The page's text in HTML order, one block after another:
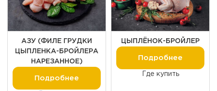
АЗУ (ФИЛЕ ГРУДКИ
ЦЫПЛЕНКА-БРОЙЛЕРА
НАРЕЗАННОЕ)
Подробнее
ЦЫПЛЁНОК-БРОЙЛЕР
Подробнее
Где купить